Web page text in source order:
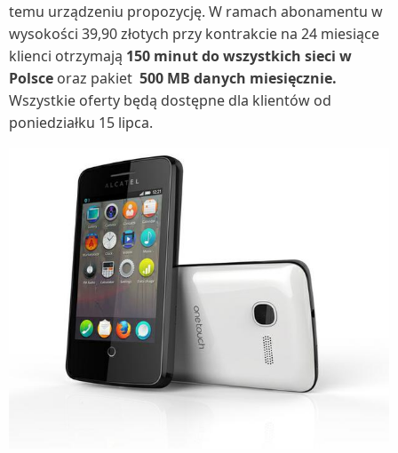
temu urządzeniu propozycję. W ramach abonamentu w
wysokości 39,90 złotych przy kontrakcie na 24 miesiące
klienci otrzymają 150 minut do wszystkich sieci w
Polsce oraz pakiet 500 MB danych miesięcznie.
Wszystkie oferty będą dostępne dla klientów od
poniedziałku 15 lipca.